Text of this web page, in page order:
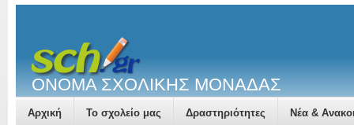
ΟΝΟΜΑ ΣΧΟΛΙΚΗΣ ΜΟΝΑΔΑΣ
Αρχική Το σχολείο μας Δραστηριότητες Νέα &